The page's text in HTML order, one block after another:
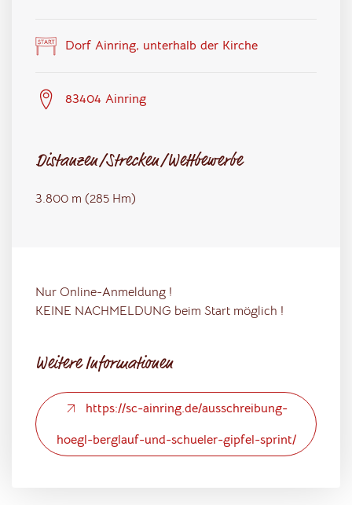
Dorf Ainring, unterhalb der Kirche
83404 Ainring
Distanzen/Strecken/Wettbewerbe
3.800 m (285 Hm)
Nur Online-Anmeldung !
KEINE NACHMELDUNG beim Start möglich !
Weitere Informationen
https://sc-ainring.de/ausschreibung-
hoegl-berglauf-und-schueler-gipfel-sprint/